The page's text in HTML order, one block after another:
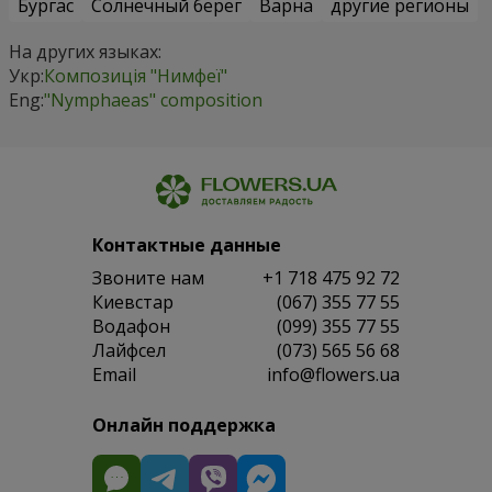
Бургас Солнечный берег Варна
другие регионы
На других языках:
Укр:Композиція "Нимфеї"
Eng:"Nymphaeas" composition
Контактные данные
Звоните нам
+1 718 475 92 72
Киевстар
(067) 355 77 55
Водафон
(099) 355 77 55
Лайфсел
(073) 565 56 68
Email
info@flowers.ua
Онлайн поддержка